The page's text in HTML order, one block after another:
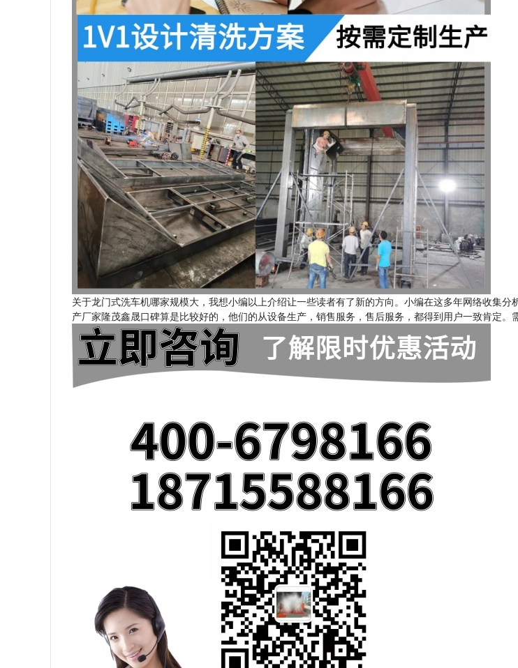
关于龙门式洗车机哪家规模大，我想小编以上介绍让一些读者有了新的方向。小编在这多年网络收集分
产厂家隆茂鑫晟口碑算是比较好的，他们的从设备生产，销售服务，售后服务，都得到用户一致肯定。